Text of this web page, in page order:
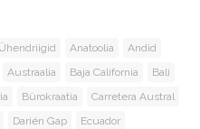
Anatoolia
Andid
Austraalia Baja California
Bali
Bürokraatia
Carretera Austral
Darién Gap
Ecuador